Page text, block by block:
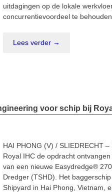
uitdagingen op de lokale
concurrentievoordeel te
Lees verder →
voor schip bij
HAI PHONG (V) / SLIEDRECHT
Royal IHC de opdracht
van een nieuwe Easydredge®
Dredger (TSHD). Het
Shipyard in Hai Phong, Vietnam,